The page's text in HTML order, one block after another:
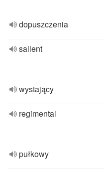
dopuszczenia
salient
wystający
regimental
pułkowy